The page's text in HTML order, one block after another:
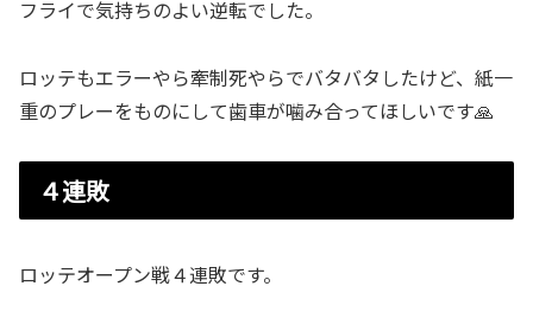
フライで気持ちのよい逆転でした。
ロッテもエラーやら牽制死やらでバタバタしたけど、紙一
重のプレーをものにして歯車が噛み合ってほしいです🙏
４連敗
ロッテオープン戦４連敗です。